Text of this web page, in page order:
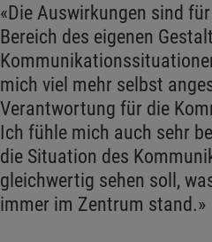
«Die Auswirkungen sind
Bereich des eigenen
mich viel mehr selbst
Verantwortung für die
Ich fühle mich auch sehr
die Situation des
gleichwertig sehen soll,
immer im Zentrum stand.»